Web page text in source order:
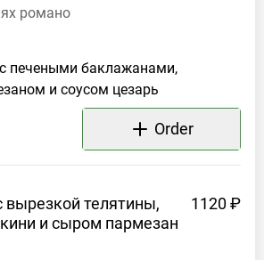
романо
Order
вырезкой телятины,
и сыром пармезан
1120 ₽